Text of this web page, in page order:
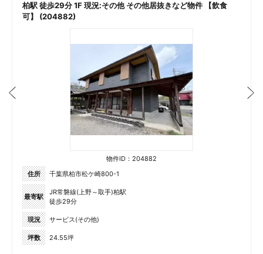
柏駅 徒歩29分 1F 現況:その他 その他居抜きなど物件 【飲食
可】 (204882)
物件ID：204882
住所
千葉県柏市松ケ崎800-1
最寄駅
JR常磐線(上野～取手)柏駅
徒歩29分
現況 サービス(その他)
坪数 24.55坪